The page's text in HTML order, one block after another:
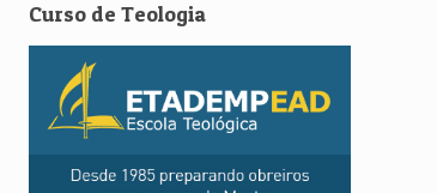
Curso de Teologia